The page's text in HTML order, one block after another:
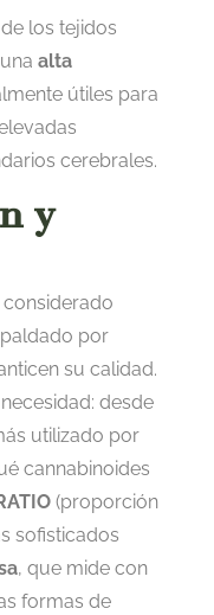
los tejidos
alta
útiles para
cerebrales.
y
por
su calidad.
desde
utilizado por
cannabinoides
(proporción
sofisticados
, que mide con
formas de